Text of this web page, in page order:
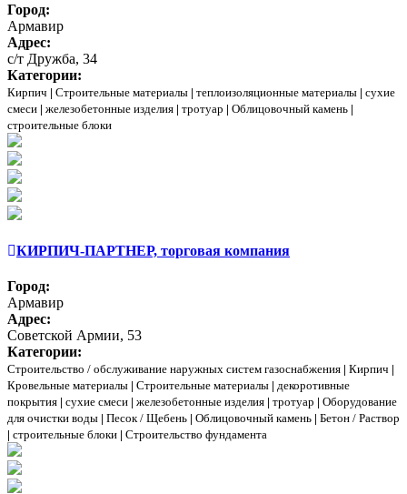
Город:
Армавир
Адрес:
с/т Дружба, 34
Категории:
Кирпич | Строительные материалы | теплоизоляционные материалы | сухие
смеси | железобетонные изделия | тротуар | Облицовочный камень |
строительные блоки
КИРПИЧ-ПАРТНЕР, торговая компания
Город:
Армавир
Адрес:
Советской Армии, 53
Категории:
Строительство / обслуживание наружных систем газоснабжения | Кирпич |
Кровельные материалы | Строительные материалы | декоротивные
покрытия | сухие смеси | железобетонные изделия | тротуар | Оборудование
для очистки воды | Песок / Щебень | Облицовочный камень | Бетон / Раствор
| строительные блоки | Строительство фундамента